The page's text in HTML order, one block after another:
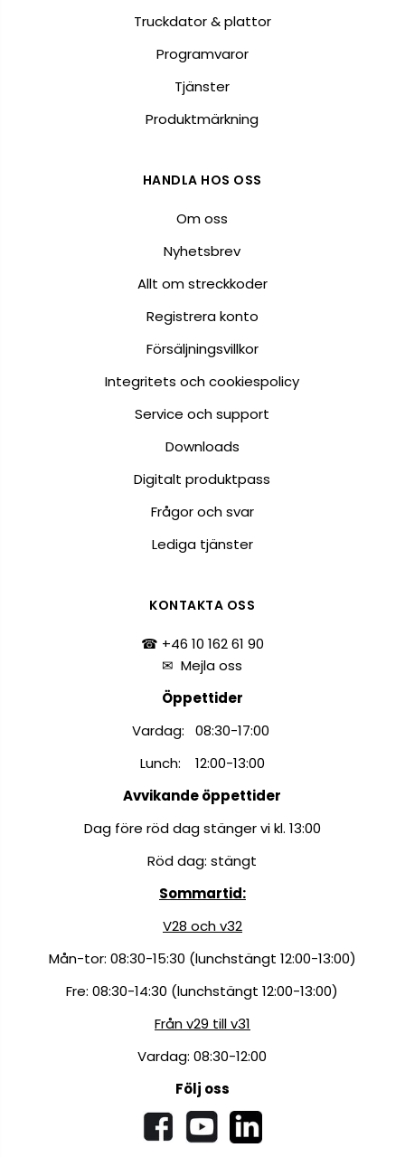
Truckdator & plattor
Programvaror
Tjänster
Produktmärkning
HANDLA HOS OSS
Om oss
Nyhetsbrev
Allt om streckkoder
Registrera konto
Försäljningsvillkor
Integritets och cookiespolicy
Service och support
Downloads
Digitalt produktpass
Frågor och svar
Lediga tjänster
KONTAKTA OSS
☎ +46 10 162 61 90
✉Mejla oss
Öppettider
Vardag: 08:30-17:00
Lunch: 12:00-13:00
Avvikande öppettider
Dag före röd dag stänger vi kl. 13:00
Röd dag: stängt
Sommartid:
V28 och v32
Mån-tor: 08:30-15:30 (lunchstängt 12:00-13:00)
Fre: 08:30-14:30 (lunchstängt 12:00-13:00)
Från v29 till v31
Vardag: 08:30-12:00
Följ oss